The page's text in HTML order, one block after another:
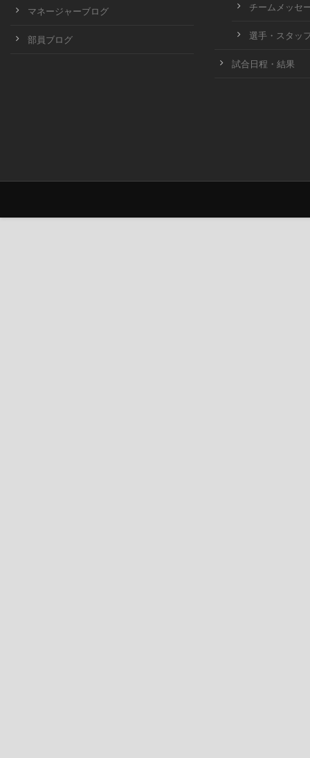
マネージャーブログ
部員ブログ
チームメッセ
選手・スタッ
試合日程・結果